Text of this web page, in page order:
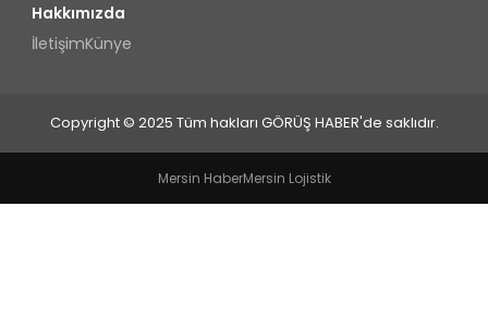
Hakkımızda
İletişimKünye
Copyright © 2025 Tüm hakları GÖRÜŞ HABER'de saklıdır.
Mersin HaberMersin Lojistik